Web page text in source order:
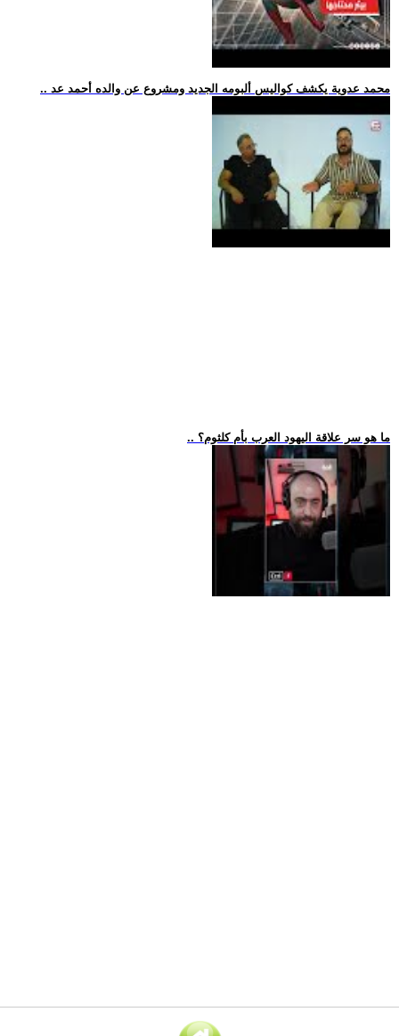
.. محمد عدوية يكشف كواليس ألبومه الجديد ومشروع عن والده أحمد عد
.. ما هو سر علاقة اليهود العرب بأم كلثوم؟